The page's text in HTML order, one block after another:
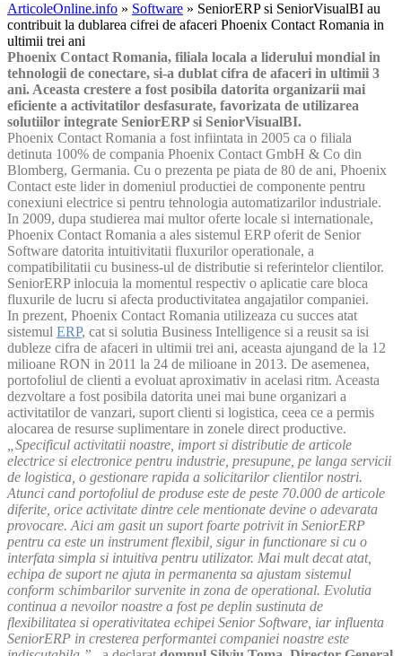
ArticoleOnline.info » Software » SeniorERP si SeniorVisualBI au
contribuit la dublarea cifrei de afaceri Phoenix Contact Romania in
ultimii trei ani
Phoenix Contact Romania, filiala locala a liderului mondial in
tehnologii de conectare, si-a dublat cifra de afaceri in ultimii 3
ani. Aceasta crestere a fost posibila datorita organizarii mai
eficiente a activitatilor desfasurate, favorizata de utilizarea
solutiilor integrate SeniorERP si SeniorVisualBI.
Phoenix Contact Romania a fost infiintata in 2005 ca o filiala
detinuta 100% de compania Phoenix Contact GmbH & Co din
Blomberg, Germania. Cu o prezenta pe piata de 80 de ani, Phoenix
Contact este lider in domeniul productiei de componente pentru
conexiuni electrice si pentru tehnologia automatizarilor industriale.
In 2009, dupa studierea mai multor oferte locale si internationale,
Phoenix Contact Romania a ales sistemul ERP oferit de Senior
Software datorita intuitivitatii fluxurilor operationale, a
compatibilitatii cu business-ul de distributie si referintelor clientilor.
SeniorERP inlocuia la momentul respectiv o aplicatie care bloca
fluxurile de lucru si afecta productivitatea angajatilor companiei.
In prezent, Phoenix Contact Romania utilizeaza cu succes atat
sistemul ERP, cat si solutia Business Intelligence si a reusit sa isi
dubleze cifra de afaceri in ultimii trei ani, aceasta ajungand de la 12
milioane RON in 2011 la 24 de milioane in 2013. De asemenea,
portofoliul de clienti a evoluat aproximativ in acelasi ritm. Aceasta
dezvoltare a fost posibila datorita unei mai bune organizari a
activitatilor de vanzari, suport clienti si logistica, ceea ce a permis
alocarea de resurse suplimentare in zonele direct productive.
„Specificul activitatii noastre, import si distributie de articole
electrice si electronice pentru industrie, presupune, pe langa servicii
de logistica, o gestionare rapida a solicitarilor clientilor nostri.
Atunci cand portofoliul de produse este de peste 70.000 de articole
diferite, orice activitate dintre cele mentionate devine o adevarata
provocare. Aici am gasit un suport foarte potrivit in SeniorERP
pentru ca este un instrument flexibil, sigur in functionare si cu o
interfata simpla si intuitiva pentru utilizator. Mai mult decat atat,
echipa de suport ne ajuta in permanenta sa ajustam sistemul
conform schimbarilor survenite in zona de operational. Evolutia
continua a nevoilor noastre a fost pe deplin sustinuta de
flexibilitatea si operativitatea echipei Senior Software, iar influenta
SeniorERP in cresterea performantei companiei noastre este